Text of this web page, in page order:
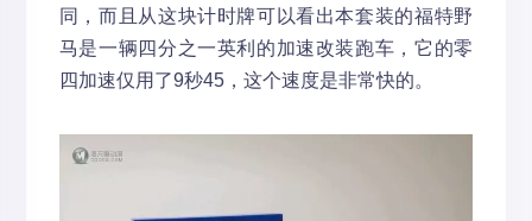
同，而且从这块计时牌可以看出本套装的福特野
马是一辆四分之一英利的加速改装跑车，它的零
四加速仅用了9秒45，这个速度是非常快的。